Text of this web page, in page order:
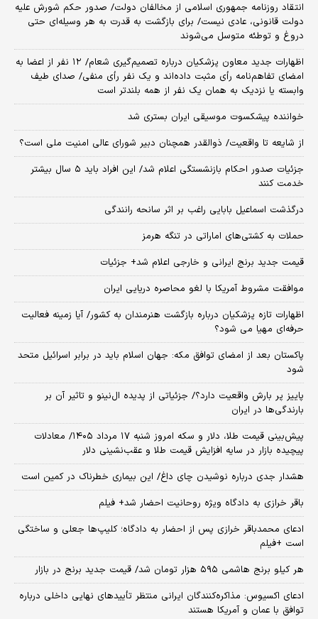
انتقاد روزنامه جمهوری اسلامی از مخالفان دولت/ صدور حکم شورش علیه
دولت قانونی، عادی نیست/ برای بازگشت به قدرت به هر وسیله‌ای حتی
دروغ و توطئه متوسل می‌شوند
اظهارات جدید معاون پزشکیان درباره تصمیم‌گیری شعام/ ۱۲ نفر از اعضا به
امضای تفاهم‌نامه رأی مثبت داده‌اند و یک نفر رأی منفی/ صدای طیف
وابسته یا نزدیک به همان یک نفر از همه بلندتر است
خواننده پیشکسوت موسیقی ایران بستری شد
از شایعه تا واقعیت/ ذوالقدر همچنان دبیر شورای ‌عالی امنیت ملی است؟
جزئیات صدور احکام بازنشستگی اعلام شد/ این افراد باید ۵ سال بیشتر
خدمت کنند
درگذشت اسماعیل بابایی راغب بر اثر سانحه رانندگی
حملات به کشتی‌های اماراتی در تنگه هرمز
قیمت جدید برنج ایرانی و خارجی اعلام شد+ جزئیات
موافقت مشروط آمریکا با لغو محاصره دریایی ایران
اظهارات تازه پزشکیان درباره بازگشت هنرمندان به کشور/ آیا زمینه فعالیت
حرفه‌ای مهیا می شود؟
پاکستان بعد از امضای توافق مکه: جهان اسلام باید در برابر اسرائیل متحد
شود
پاییز پر بارش واقعیت دارد؟/ جزئیاتی از پدیده ال‌نینو و تاثیر آن بر
بارندگی‌ها در ایران
پیش‌بینی قیمت طلا، دلار و سکه امروز شنبه ۱۷ مرداد ۱۴۰۵/ معادلات
پیچیده بازار در سایه افزایش قیمت طلا و عقب‌نشینی دلار
هشدار جدی درباره نوشیدن چای داغ/ این بیماری خطرناک در کمین است
باقر خرازی به دادگاه ویژه روحانیت احضار شد+ فیلم
ادعای محمدباقر خرازی پس از احضار به دادگاه؛ کلیپ‌ها جعلی و ساختگی
است +فیلم
هر کیلو برنج هاشمی ۵۹۵ هزار تومان شد/ قیمت جدید برنج در بازار
ادعای اکسیوس: مذاکره‌کنندگان ایرانی منتظر تأییدهای نهایی داخلی درباره
توافق با عمان و آمریکا هستند